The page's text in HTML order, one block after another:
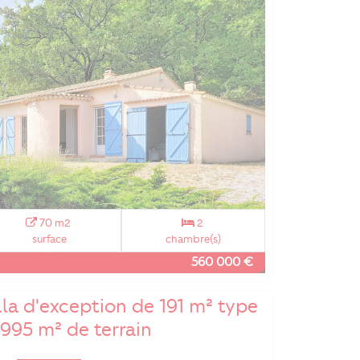
70 m2
surface
2
chambre(s)
560 000 €
d'exception de 191 m² type
m² de terrain